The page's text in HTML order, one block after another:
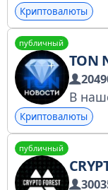
Криптовалюты
публичный
TON
Криптовалюты
публичный